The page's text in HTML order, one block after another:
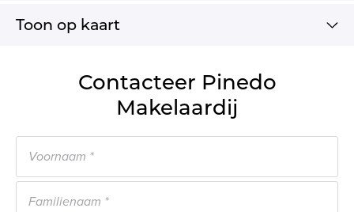
Toon op kaart
Contacteer Pinedo
Makelaardij